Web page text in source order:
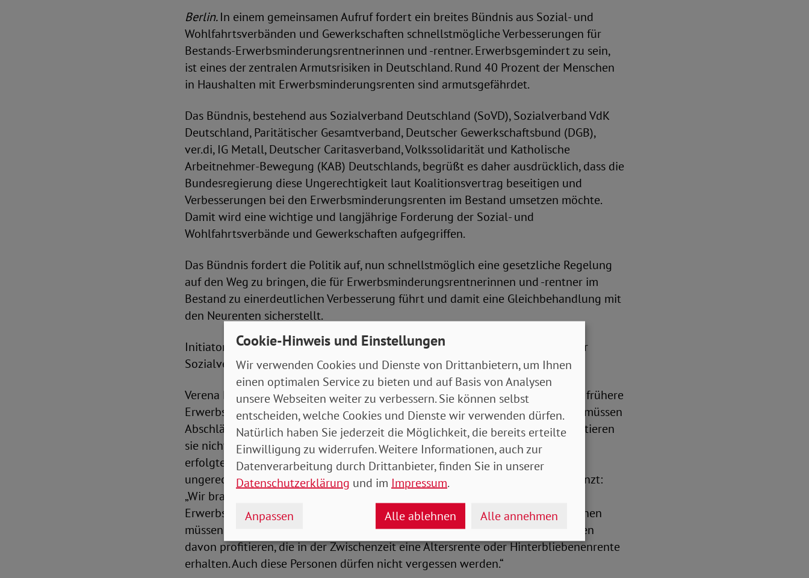
Berlin.In einem gemeinsamen Aufruf fordert ein breites Bündnis aus Sozial- und
Wohlfahrtsverbänden und Gewerkschaften schnellstmögliche Verbesserungen für
Bestands-Erwerbsminderungsrentnerinnen und -rentner. Erwerbsgemindert zu sein,
ist eines der zentralen Armutsrisiken in Deutschland. Rund 40 Prozent der Menschen
in Haushalten mit Erwerbsminderungsrenten sind armutsgefährdet.
Das Bündnis, bestehend aus Sozialverband Deutschland (SoVD), Sozialverband VdK
Deutschland, Paritätischer Gesamtverband, Deutscher Gewerkschaftsbund (DGB),
ver.di, IG Metall, Deutscher Caritasverband, Volkssolidarität und Katholische
Arbeitnehmer-Bewegung (KAB) Deutschlands, begrüßt es daher ausdrücklich, dass die
Bundesregierung diese Ungerechtigkeit laut Koalitionsvertrag beseitigen und
Verbesserungen bei den Erwerbsminderungsrenten im Bestand umsetzen möchte.
Damit wird eine wichtige und langjährige Forderung der Sozial- und
Wohlfahrtsverbände und Gewerkschaften aufgegriffen.
Das Bündnis fordert die Politik auf, nun schnellstmöglich eine gesetzliche Regelung
auf den Weg zu bringen, die für Erwerbsminderungsrentnerinnen und -rentner im
Bestand zu einerdeutlichen Verbesserung führt und damit eine Gleichbehandlung mit
den Neurenten sicherstellt.
Initiatoren des Bündnisses sind der Sozialverband Deutschland (SoVD) und der
Sozialverband VdK Deutschland.
Verena Bentele, Präsidentin des Sozialverband VdK Deutschland, betont: „Viele frühere
Erwerbsminderungsrentnerinnen und -rentner leben heutzutage in Armut. Sie müssen
Abschläge von bis zu 10,8 Prozent auf ihre Rente in Kauf nehmen. Zudem profitieren
sie nicht von den Verbesserungen bei der Zurechnungszeit, die 2014 und 2019
erfolgten. Diese erhalten jeweils nur neue Erwerbsminderungsrentner. Das ist
ungerecht und durch nichts zu rechtfertigen. SoVD-Präsident Adolf Bauer ergänzt:
„Wir brauchen schnellstmöglich Verbesserungen auch für die früheren
Erwerbsminderungsrentner, wie im Koalitionsvertrag beschlossen. Diese Personen
müssen einen Aufschlag auf ihre Rente erhalten. Zudem müssen auch diejenigen
davon profitieren, die in der Zwischenzeit eine Altersrente oder Hinterbliebenenrente
erhalten. Auch diese Personen dürfen nicht vergessen werden.“
Cookie-Hinweis und Einstellungen
Wir verwenden Cookies und Dienste von Drittanbietern, um Ihnen
einen optimalen Service zu bieten und auf Basis von Analysen
unsere Webseiten weiter zu verbessern. Sie können selbst
entscheiden, welche Cookies und Dienste wir verwenden dürfen.
Natürlich haben Sie jederzeit die Möglichkeit, die bereits erteilte
Einwilligung zu widerrufen. Weitere Informationen, auch zur
Datenverarbeitung durch Drittanbieter, finden Sie in unserer
Datenschutzerklärung und im Impressum.
Anpassen Alle ablehnen Alle annehmen